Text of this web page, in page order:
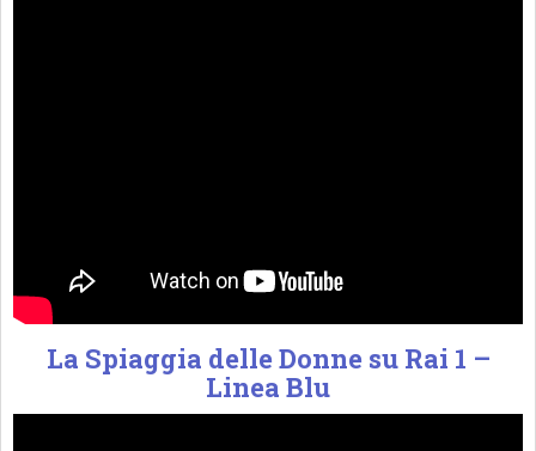
La Spiaggia delle Donne su Rai 1 –
Linea Blu